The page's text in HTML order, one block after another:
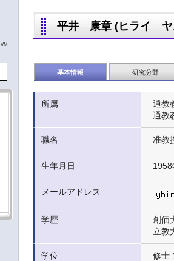
VM
平井 康章 (ヒライ ヤ
基本情報 研究分野
所属
通教
通教
職名 准教
生年月日
メールアドレス
学歴
創価
立教
学位 修士